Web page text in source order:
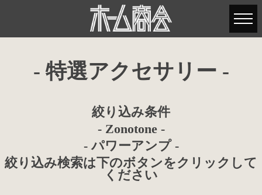
- 特選アクセサリー -
絞り込み条件
- Zonotone -
- パワーアンプ -
絞り込み検索は下のボタンをクリックして
ください